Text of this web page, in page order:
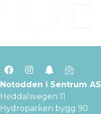
Notodden i Sentrum AS
Heddalsvegen 11
Hydroparken bygg 90